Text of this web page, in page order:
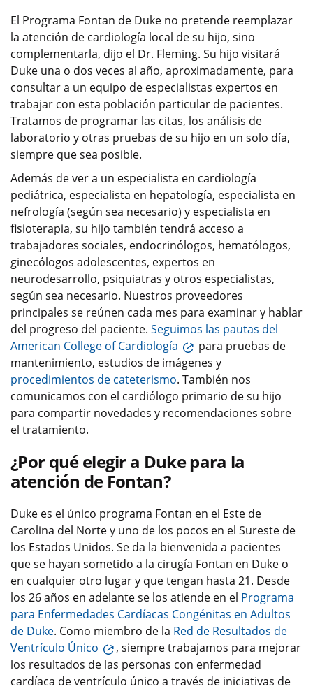
El Programa Fontan de Duke no pretende reemplazar
la atención de cardiología local de su hijo, sino
complementarla, dijo el Dr. Fleming. Su hijo visitará
Duke una o dos veces al año, aproximadamente, para
consultar a un equipo de especialistas expertos en
trabajar con esta población particular de pacientes.
Tratamos de programar las citas, los análisis de
laboratorio y otras pruebas de su hijo en un solo día,
siempre que sea posible.
Además de ver a un especialista en cardiología
pediátrica, especialista en hepatología, especialista en
nefrología (según sea necesario) y especialista en
fisioterapia, su hijo también tendrá acceso a
trabajadores sociales, endocrinólogos, hematólogos,
ginecólogos adolescentes, expertos en
neurodesarrollo, psiquiatras y otros especialistas,
según sea necesario. Nuestros proveedores
principales se reúnen cada mes para examinar y hablar
del progreso del paciente. Seguimos las pautas del
American College of Cardiología
para pruebas de
mantenimiento, estudios de imágenes y
procedimientos de cateterismo. También nos
comunicamos con el cardiólogo primario de su hijo
para compartir novedades y recomendaciones sobre
el tratamiento.
¿Por qué elegir a Duke para la
atención de Fontan?
Duke es el único programa Fontan en el Este de
Carolina del Norte y uno de los pocos en el Sureste de
los Estados Unidos. Se da la bienvenida a pacientes
que se hayan sometido a la cirugía Fontan en Duke o
en cualquier otro lugar y que tengan hasta 21. Desde
los 26 años en adelante se los atiende en el Programa
para Enfermedades Cardíacas Congénitas en Adultos
de Duke. Como miembro de la Red de Resultados de
Ventrículo Único
, siempre trabajamos para mejorar
los resultados de las personas con enfermedad
cardíaca de ventrículo único a través de iniciativas de